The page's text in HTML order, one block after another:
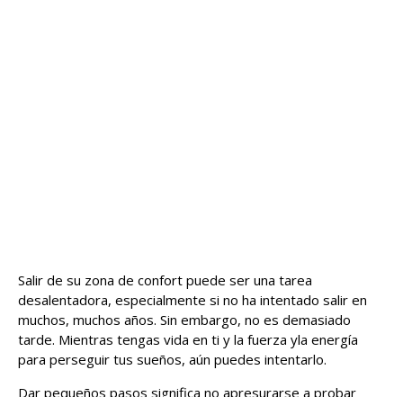
Salir de su zona de confort puede ser una tarea
desalentadora, especialmente si no ha intentado salir en
muchos, muchos años. Sin embargo, no es demasiado
tarde. Mientras tengas vida en ti y la fuerza y ​​la energía
para perseguir tus sueños, aún puedes intentarlo.
Dar pequeños pasos significa no apresurarse a probar